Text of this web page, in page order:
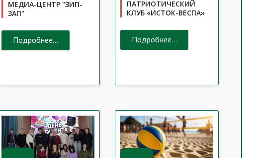
МЕДИА-ЦЕНТР "ЗИП-
ЗАП"
Подробнее...
ПАТРИОТИЧЕСКИЙ
КЛУБ «ИСТОК-ВЕСПА»
Подробнее...